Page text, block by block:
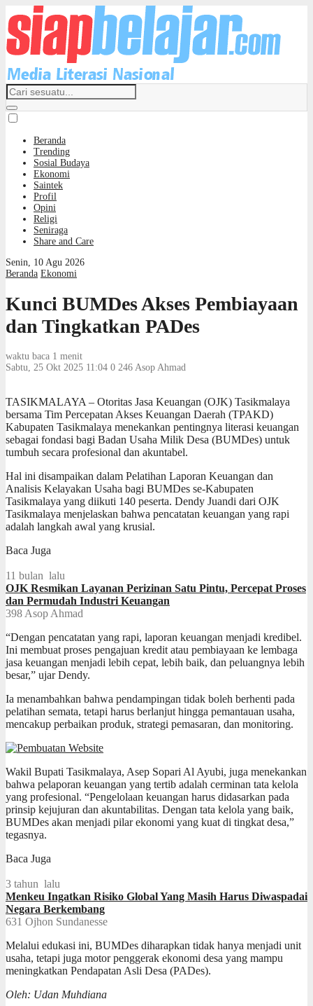
Beranda
Trending
Sosial Budaya
Ekonomi
Saintek
Profil
Opini
Religi
Seniraga
Share and Care
Senin, 10 Agu 2026
Beranda Ekonomi
Kunci BUMDes Akses Pembiayaan
dan Tingkatkan PADes
waktu baca 1 menit
Sabtu, 25 Okt 2025 11:04 0 246 Asop Ahmad
TASIKMALAYA – Otoritas Jasa Keuangan (OJK) Tasikmalaya
bersama Tim Percepatan Akses Keuangan Daerah (TPAKD)
Kabupaten Tasikmalaya menekankan pentingnya literasi keuangan
sebagai fondasi bagi Badan Usaha Milik Desa (BUMDes) untuk
tumbuh secara profesional dan akuntabel.
Hal ini disampaikan dalam Pelatihan Laporan Keuangan dan
Analisis Kelayakan Usaha bagi BUMDes se-Kabupaten
Tasikmalaya yang diikuti 140 peserta. Dendy Juandi dari OJK
Tasikmalaya menjelaskan bahwa pencatatan keuangan yang rapi
adalah langkah awal yang krusial.
Baca Juga
11 bulan lalu
OJK Resmikan Layanan Perizinan Satu Pintu, Percepat Proses
dan Permudah Industri Keuangan
398 Asop Ahmad
“Dengan pencatatan yang rapi, laporan keuangan menjadi kredibel.
Ini membuat proses pengajuan kredit atau pembiayaan ke lembaga
jasa keuangan menjadi lebih cepat, lebih baik, dan peluangnya lebih
besar,” ujar Dendy.
Ia menambahkan bahwa pendampingan tidak boleh berhenti pada
pelatihan semata, tetapi harus berlanjut hingga pemantauan usaha,
mencakup perbaikan produk, strategi pemasaran, dan monitoring.
Wakil Bupati Tasikmalaya, Asep Sopari Al Ayubi, juga menekankan
bahwa pelaporan keuangan yang tertib adalah cerminan tata kelola
yang profesional. “Pengelolaan keuangan harus didasarkan pada
prinsip kejujuran dan akuntabilitas. Dengan tata kelola yang baik,
BUMDes akan menjadi pilar ekonomi yang kuat di tingkat desa,”
tegasnya.
Baca Juga
3 tahun lalu
Menkeu Ingatkan Risiko Global Yang Masih Harus Diwaspadai
Negara Berkembang
631 Ojhon Sundanesse
Melalui edukasi ini, BUMDes diharapkan tidak hanya menjadi unit
usaha, tetapi juga motor penggerak ekonomi desa yang mampu
meningkatkan Pendapatan Asli Desa (PADes).
Oleh: Udan Muhdiana